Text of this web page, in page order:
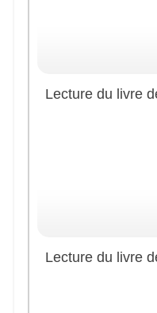
Lecture du livre
Lecture du livre